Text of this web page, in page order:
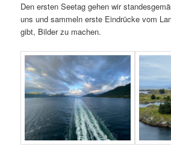
Den ersten Seetag gehen wir
uns und sammeln erste Eindrücke vom
gibt, Bilder zu machen.